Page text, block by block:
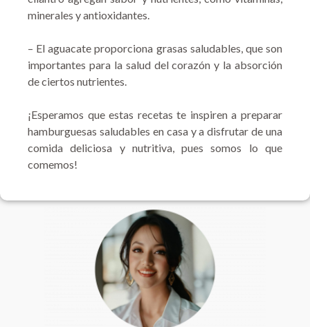
minerales y antioxidantes.
– El aguacate proporciona grasas saludables, que son
importantes para la salud del corazón y la absorción
de ciertos nutrientes.
¡Esperamos que estas recetas te inspiren a preparar
hamburguesas saludables en casa y a disfrutar de una
comida deliciosa y nutritiva, pues somos lo que
comemos!
F
a
c
b
o
o
k
I
n
a
g
a
m